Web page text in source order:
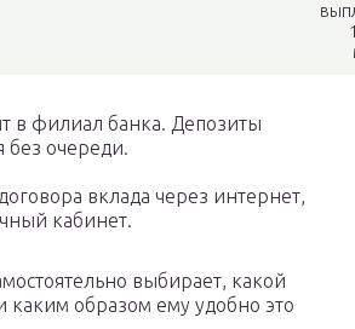
в филиал банка. Депозиты
очереди.
вклада через интернет,
кабинет.
выбирает, какой
каким образом ему удобно это